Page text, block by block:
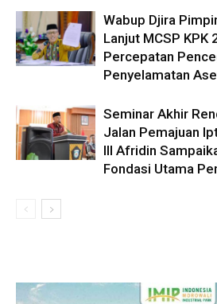
Wabup Djira
Lanjut MCSP KPK
Percepatan
Penyelamatan
Seminar Akhir
Jalan Pemajuan
III Afridin
Fondasi Utama